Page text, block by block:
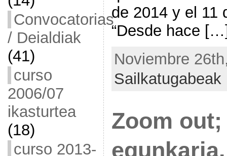
Convocatorias
/ Deialdiak
(41)
curso
2006/07
ikasturtea
(18)
curso 2013-
de 2014 y el 11
“Desde hace
Noviembre
Sailkatugabeak
Zoom